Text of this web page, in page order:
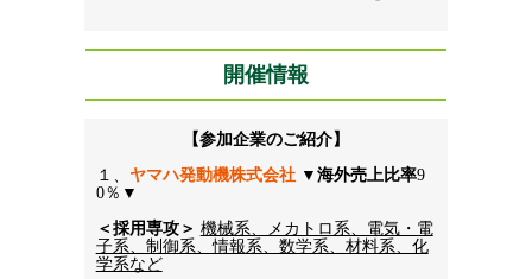
開催情報
【参加企業のご紹介】
１、 ヤマハ発動機株式会社 ▼ 海外売上比率9
0％▼
＜採用専攻＞ 機械系、メカトロ系、電気・電
子系、制御系、情報系、数学系、材料系、化
学系など